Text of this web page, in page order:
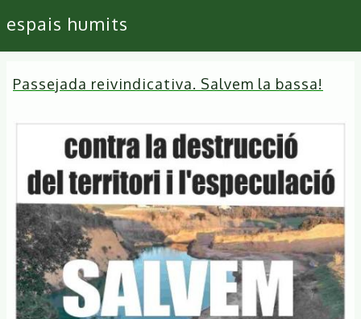
Primary
links
espais humits
Passejada reivindicativa. Salvem la bassa!